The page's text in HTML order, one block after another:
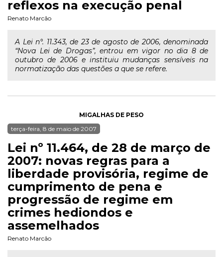
reflexos na execução penal
Renato Marcão
A Lei n°. 11.343, de 23 de agosto de 2006, denominada
“Nova Lei de Drogas”, entrou em vigor no dia 8 de
outubro de 2006 e instituiu mudanças sensíveis na
normatização das questões a que se refere.
MIGALHAS DE PESO
terça-feira, 8 de maio de 2007
Lei nº 11.464, de 28 de março de
2007: novas regras para a
liberdade provisória, regime de
cumprimento de pena e
progressão de regime em
crimes hediondos e
assemelhados
Renato Marcão